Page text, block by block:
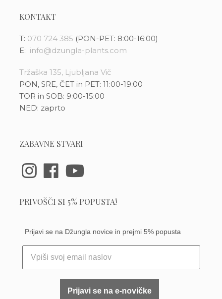
KONTAKT
T: 070 724 385 (PON-PET: 8:00-16:00)
E: info@dzungla-plants.com
Tržaška 135, Ljubljana Vič
PON, SRE, ČET in PET: 11:00-19:00
TOR in SOB: 9:00-15:00
NED: zaprto
ZABAVNE STVARI
PRIVOŠČI SI 5% POPUSTA!
Prijavi se na Džungla novice in prejmi 5% popusta
Prijavi se na e-novičke